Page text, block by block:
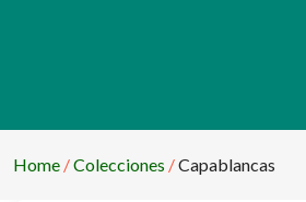
Home Colecciones Capablancas